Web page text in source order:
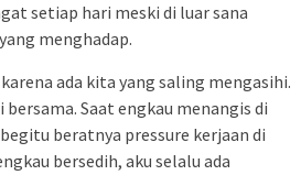
setiap hari meski di luar sana
menghadap.
ada kita yang saling mengasihi.
Saat engkau menangis di
beratnya pressure kerjaan di
bersedih, aku selalu ada